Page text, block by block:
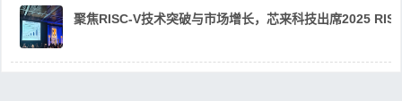
聚焦RISC-V技术突破与市场增长，芯来科技出席2025